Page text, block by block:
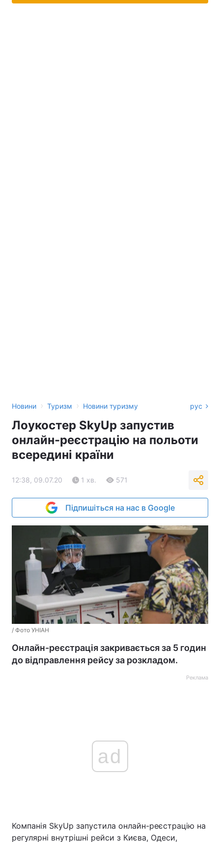
Новини › Туризм › Новини туризму рус
Лоукостер SkyUp запустив
онлайн-реєстрацію на польоти
всередині країни
12:38, 09.07.20 1 хв. 571
Підпишіться на нас в Google
/ Фото УНІАН
Онлайн-реєстрація закривається за 5 годин
до відправлення рейсу за розкладом.
Реклама
ad
Компанія SkyUp запустила онлайн-реєстрацію на
регулярні внутрішні рейси з Києва, Одеси,